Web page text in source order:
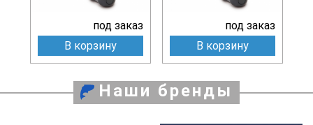
под заказ
В корзину
под заказ
В корзину
Наши бренды